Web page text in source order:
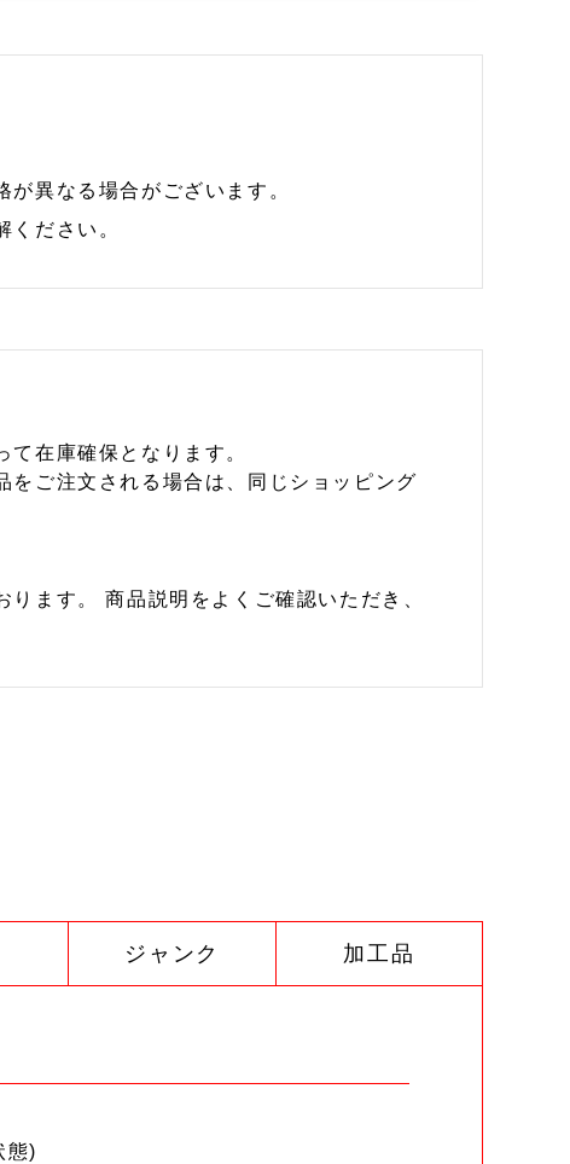
異なる場合がございます。
ださい。
在庫確保となります。
をご注文される場合は、同じショッピング
ます。 商品説明をよくご確認いただき、
ジャンク 加工品
態)